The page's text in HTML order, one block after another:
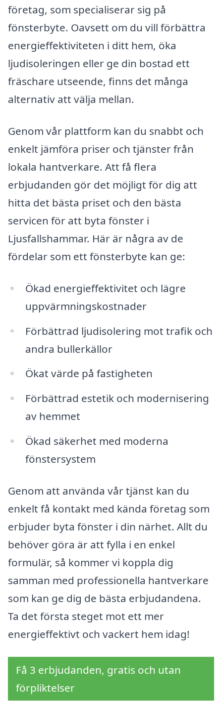
företag, som specialiserar sig på
fönsterbyte. Oavsett om du vill förbättra
energieffektiviteten i ditt hem, öka
ljudisoleringen eller ge din bostad ett
fräschare utseende, finns det många
alternativ att välja mellan.
Genom vår plattform kan du snabbt och
enkelt jämföra priser och tjänster från
lokala hantverkare. Att få flera
erbjudanden gör det möjligt för dig att
hitta det bästa priset och den bästa
servicen för att byta fönster i
Ljusfallshammar. Här är några av de
fördelar som ett fönsterbyte kan ge:
Ökad energieffektivitet och lägre
uppvärmningskostnader
Förbättrad ljudisolering mot trafik och
andra bullerkällor
Ökat värde på fastigheten
Förbättrad estetik och modernisering
av hemmet
Ökad säkerhet med moderna
fönstersystem
Genom att använda vår tjänst kan du
enkelt få kontakt med kända företag som
erbjuder byta fönster i din närhet. Allt du
behöver göra är att fylla i en enkel
formulär, så kommer vi koppla dig
samman med professionella hantverkare
som kan ge dig de bästa erbjudandena.
Ta det första steget mot ett mer
energieffektivt och vackert hem idag!
Få 3 erbjudanden, gratis och utan
förpliktelser